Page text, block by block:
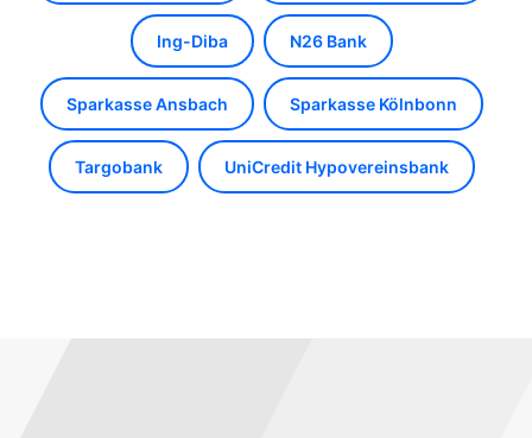
Ing-Diba N26 Bank
Sparkasse Ansbach Sparkasse Kölnbonn
Targobank UniCredit Hypovereinsbank